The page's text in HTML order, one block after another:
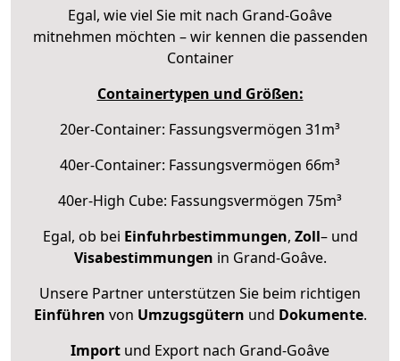
Egal, wie viel Sie mit nach Grand-Goâve
mitnehmen möchten – wir kennen die passenden
Container
Containertypen und Größen:
20er-Container: Fassungsvermögen 31m³
40er-Container: Fassungsvermögen 66m³
40er-High Cube: Fassungsvermögen 75m³
Egal, ob bei Einfuhrbestimmungen, Zoll– und
Visabestimmungen in Grand-Goâve.
Unsere Partner unterstützen Sie beim richtigen
Einführen von Umzugsgütern und Dokumente.
Import und Export nach Grand-Goâve